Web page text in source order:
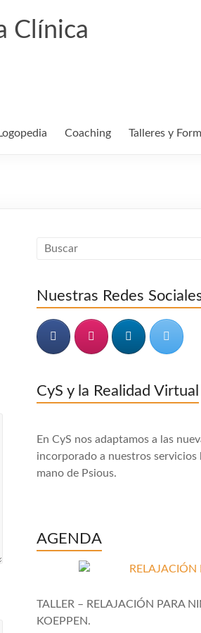
Clínica
Logopedia Coaching Talleres y
Nuestras Redes
CyS y la Realidad Virtual
En CyS nos adaptamos a las
incorporado a nuestros servicios
mano de Psious.
AGENDA
TALLER – RELAJACIÓN PARA
KOEPPEN.